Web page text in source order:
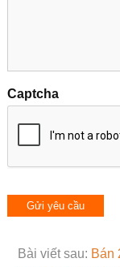
Captcha
Bài viết sau: Bán